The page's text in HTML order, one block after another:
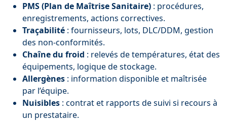
PMS (Plan de Maîtrise Sanitaire) : procédures,
enregistrements, actions correctives.
Traçabilité : fournisseurs, lots, DLC/DDM, gestion
des non-conformités.
Chaîne du froid : relevés de températures, état des
équipements, logique de stockage.
Allergènes : information disponible et maîtrisée
par l’équipe.
Nuisibles : contrat et rapports de suivi si recours à
un prestataire.